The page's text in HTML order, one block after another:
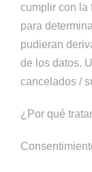
cumplir con la
para
pudieran
de los datos.
cancelados /
¿Por qué